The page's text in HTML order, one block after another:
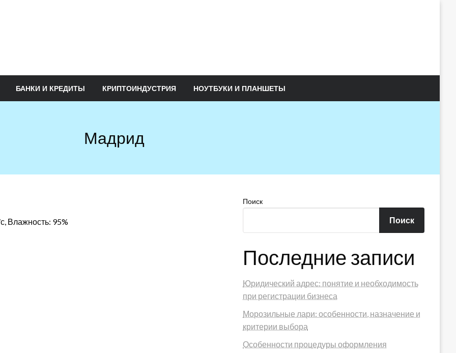
БАНКИ И КРЕДИТЫ КРИПТОИНДУСТРИЯ НОУТБУКИ И ПЛАНШЕТЫ
Мадрид
Влажность: 95%
Поиск
Поиск
Последние записи
Юридический адрес: понятие и необходимость
при регистрации бизнеса
Морозильные лари: особенности, назначение и
критерии выбора
Особенности процедуры оформления